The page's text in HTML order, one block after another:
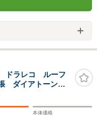
ドラレコ ルーフ
ダイアトーンナ
USB フロントカ
マートリヤビュ
本体価格